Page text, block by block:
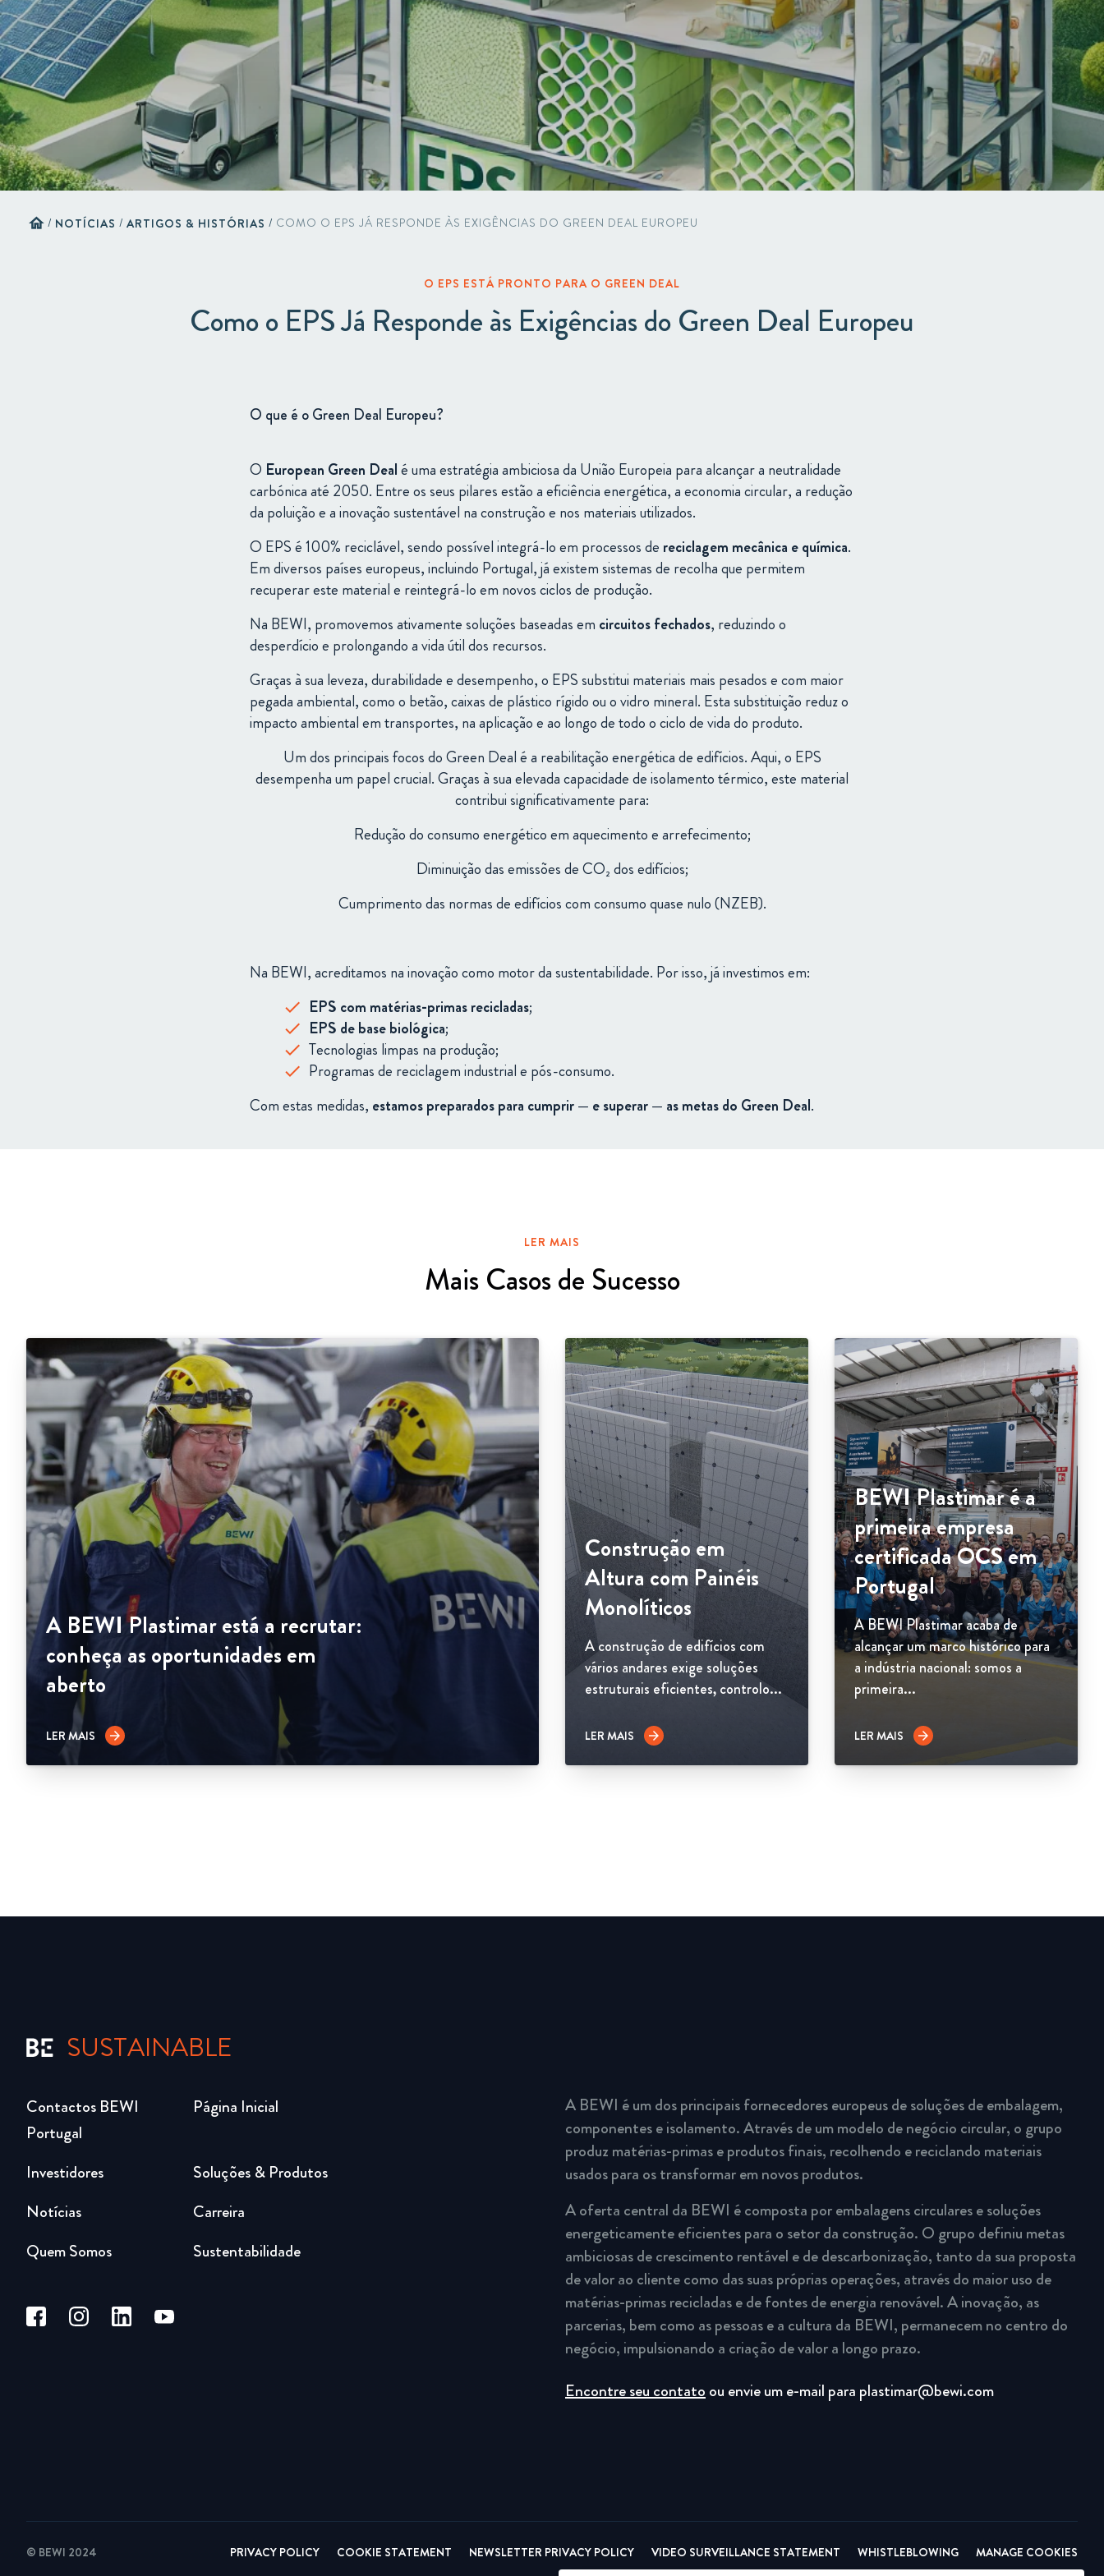
Circular
RAW
Acquisitions & investments
Board & Management
home / NOTÍCIAS / ARTIGOS & HISTÓRIAS / COMO O EPS JÁ RESPONDE ÀS EXIGÊNCIAS DO GREEN DEAL EUROPEU
O EPS ESTÁ PRONTO PARA O GREEN DEAL
Como o EPS Já Responde às Exigências do Green Deal Europeu
O que é oGreen Deal Europeu?
O European Green Dealéumaestratégiaambiciosada União Europeia paraalcançara neutralidade
carbónicaaté 2050. Entreosseus pilaresestãoaeficiênciaenergética,aeconomiacircular,a redução
da poluiçãoeainovaçãosustentável naconstruçãoe nos materiaisutilizados.
O EPSé100% reciclável,sendo possívelintegrá-loem processosde reciclagem mecânica equímica.
Emdiversos paíseseuropeus,incluindo Portugal,jáexistemsistemasde recolhaque permitem
recuperareste materiale reintegrá-loem novosciclosde produção.
Na BEWI, promovemosativamentesoluções baseadasem circuitosfechados, reduzindoo
desperdícioe prolongandoavidaútildos recursos.
Graçasàsua leveza,durabilidadeedesempenho,o EPSsubstitui materiais mais pesadosecom maior
pegadaambiental,comoo betão, caixas de plástico rígidoouovidro mineral. Estasubstituição reduzo
impactoambientalemtransportes, naaplicaçãoeao longodetodoociclodevidado produto.
Um dos principais focos do Green Deal é a reabilitação energética de edifícios. Aqui, o EPS
desempenha um papel crucial. Graças à sua elevada capacidade de isolamento térmico, este material
contribui significativamente para:
Redução do consumo energético em aquecimento e arrefecimento;
Diminuição das emissões de CO₂ dos edifícios;
Cumprimento das normas de edifícios com consumo quase nulo (NZEB).
Na BEWI,acreditamos nainovaçãocomo motordasustentabilidade. Porisso,jáinvestimosem:
EPS com matérias-primasrecicladas;
EPS debasebiológica;
Tecnologias limpas na produção;
Programasde reciclagemindustriale pós-consumo.
Comestas medidas, estamospreparadospara cumprir — esuperar — asmetasdo Green Deal.
LER MAIS
Mais Casos de Sucesso
A BEWI Plastimar está a recrutar:
conheça as oportunidades em
aberto
LER MAIS arrow_forward
Construção em
Altura com Painéis
Monolíticos
A construção de edifícios com
vários andares exige soluções
estruturais eficientes, controlo...
LER MAIS arrow_forward
BEWI Plastimar é a
primeira empresa
certificada OCS em
Portugal
A BEWI Plastimar acaba de
alcançar um marco histórico para
a indústria nacional: somos a
primeira...
LER MAIS arrow_forward
SUSTAINABLE
Página Inicial
Soluções & Produtos
Carreira
Sustentabilidade
Investidores
Notícias
Quem Somos
Contactos BEWI
Portugal
A BEWI é um dos principais fornecedores europeus de soluções de embalagem,
componentes e isolamento. Através de um modelo de negócio circular, o grupo
produz matérias-primas e produtos finais, recolhendo e reciclando materiais
usados para os transformar em novos produtos.
A oferta central da BEWI é composta por embalagens circulares e soluções
energeticamente eficientes para o setor da construção. O grupo definiu metas
ambiciosas de crescimento rentável e de descarbonização, tanto da sua proposta
de valor ao cliente como das suas próprias operações, através do maior uso de
matérias-primas recicladas e de fontes de energia renovável. A inovação, as
parcerias, bem como as pessoas e a cultura da BEWI, permanecem no centro do
negócio, impulsionando a criação de valor a longo prazo.
Encontre seu contatoou envie um e-mail para plastimar@bewi.com
© BEWI 2024 PRIVACY POLICY COOKIE STATEMENT NEWSLETTER PRIVACY POLICY VIDEO SURVEILLANCE STATEMENT WHISTLEBLOWING MANAGE COOKIES